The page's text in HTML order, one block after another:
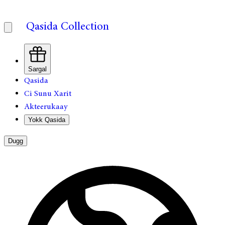
Qasida Collection
Sargal
Qasida
Ci Sunu Xarit
Akteerukaay
Yokk Qasida
Dugg